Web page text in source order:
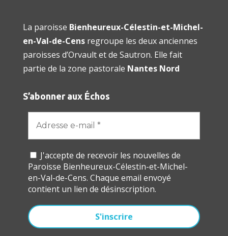
La paroisse Bienheureux-Célestin-et-Michel-
en-Val-de-Censregroupe les deux anciennes
paroisses d’Orvault et de Sautron. Elle fait
partie de la zone pastorale Nantes Nord
S’abonner aux Échos
J'accepte de recevoir les nouvelles de
Paroisse Bienheureux-Célestin-et-Michel-
en-Val-de-Cens. Chaque email envoyé
contient un lien de désinscription.